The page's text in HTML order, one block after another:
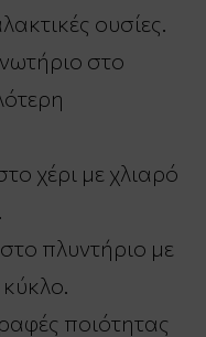
ουσίες.
στο
χέρι με χλιαρό
πλυντήριο με
ποιότητας